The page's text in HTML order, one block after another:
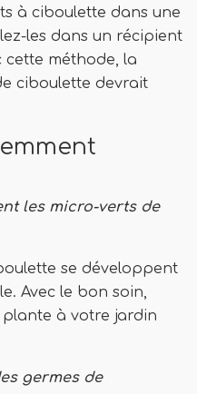
à ciboulette dans une
les dans un récipient
cette méthode, la
ciboulette devrait
les micro-verts de
se développent
Avec le bon soin,
à votre jardin
germes de